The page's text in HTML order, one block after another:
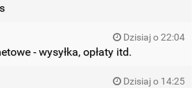
Dzisiaj o 22:04
- wysyłka, opłaty itd.
Dzisiaj o 14:25